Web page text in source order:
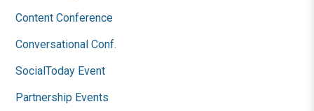
Content Conference
Conversational Conf.
SocialToday Event
Partnership Events